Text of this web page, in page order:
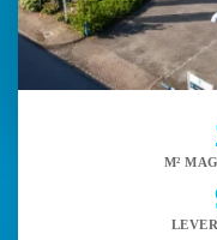
M²